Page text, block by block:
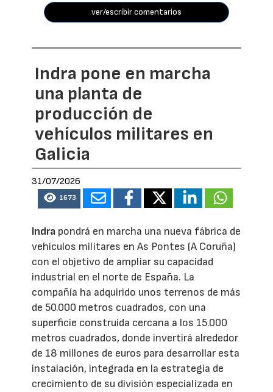
ver/escribir comentarios
Indra pone en marcha
una planta de
producción de
vehículos militares en
Galicia
31/07/2026
1673
Indra pondrá en marcha una nueva fábrica de
vehículos militares en As Pontes (A Coruña)
con el objetivo de ampliar su capacidad
industrial en el norte de España. La
compañía ha adquirido unos terrenos de más
de 50.000 metros cuadrados, con una
superficie construida cercana a los 15.000
metros cuadrados, donde invertirá alrededor
de 18 millones de euros para desarrollar esta
instalación, integrada en la estrategia de
crecimiento de su división especializada en